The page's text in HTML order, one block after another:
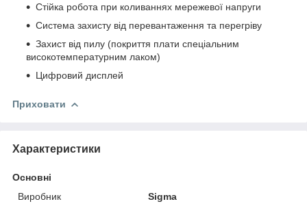
Стійка робота при коливаннях мережевої напруги
Система захисту від перевантаження та перегріву
Захист від пилу (покриття плати спеціальним
високотемпературним лаком)
Цифровий дисплей
Приховати
Характеристики
Основні
Виробник
Sigma